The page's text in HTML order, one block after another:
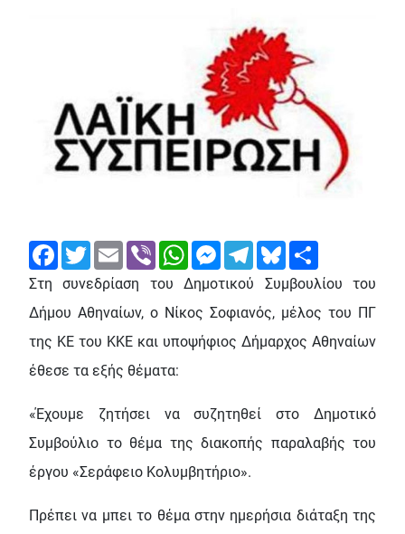
FacebookTwitterEmail Viber WhatsAppMessengerTelegramBluesky
Στη συνεδρίαση του Δημοτικού Συμβουλίου του
Δήμου Αθηναίων, ο Νίκος Σοφιανός, μέλος του ΠΓ
της ΚΕ του ΚΚΕ και υποψήφιος Δήμαρχος Αθηναίων
έθεσε τα εξής θέματα:
«Έχουμε ζητήσει να συζητηθεί στο Δημοτικό
Συμβούλιο το θέμα της διακοπής παραλαβής του
έργου «Σεράφειο Κολυμβητήριο».
Πρέπει να μπει το θέμα στην ημερήσια διάταξη της